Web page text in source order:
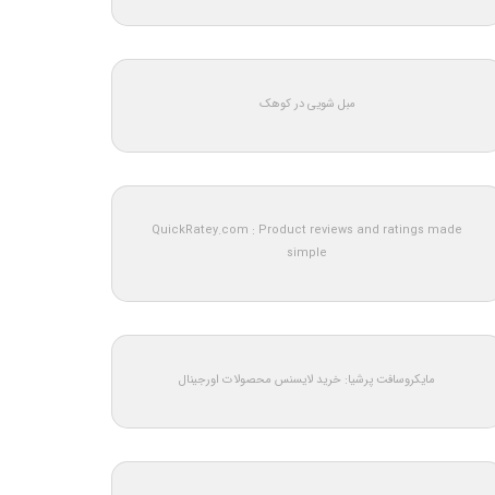
مبل شویی در کوهک
QuickRatey.com : Product reviews and ratings made
simple
مایکروسافت پرشیا: خرید لایسنس محصولات اورجینال